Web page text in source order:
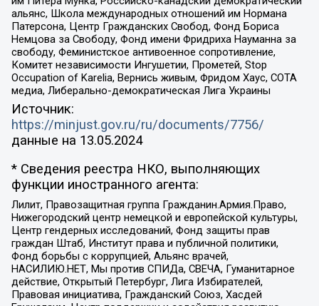
альянс, Школа международных отношений им Нормана
Патерсона, Центр Гражданских Свобод, Фонд Бориса
Немцова за Свободу, Фонд имени Фридриха Науманна за
свободу, Феминистское антивоенное сопротивление,
Комитет независимости Ингушетии, Прометей, Stop
Occupation of Karelia, Вернись живым, Фридом Хаус, СОТА
медиа, Либерально-демократическая Лига Украины
Источник:
https://minjust.gov.ru/ru/documents/7756/
данные на 13.05.2024
* Сведения реестра НКО, выполняющих
функции иностранного агента:
Лилит, Правозащитная группа Гражданин.Армия.Право,
Нижегородский центр немецкой и европейской культуры,
Центр гендерных исследований, Фонд защиты прав
граждан Штаб, Институт права и публичной политики,
Фонд борьбы с коррупцией, Альянс врачей,
НАСИЛИЮ.НЕТ, Мы против СПИДа, СВЕЧА, Гуманитарное
действие, Открытый Петербург, Лига Избирателей,
Правовая инициатива, Гражданский Союз, Хасдей